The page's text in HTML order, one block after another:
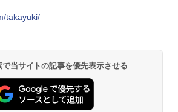
takayuki/
当サイトの記事を優先表示させる